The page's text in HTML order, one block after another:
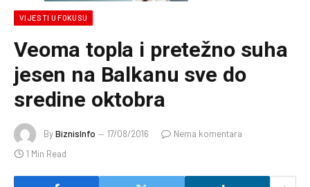
VIJESTI U FOKUSU
Veoma topla i pretežno suha
jesen na Balkanu sve do
sredine oktobra
ByBiznisInfo 17/08/2016
Nema komentara
1 Min Read